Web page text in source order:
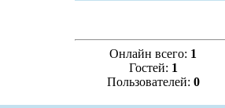
Онлайн всего: 1
Гостей: 1
Пользователей: 0